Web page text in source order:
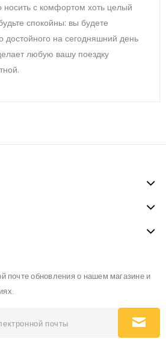
носить с комфортом хоть целый
спокойны: вы будете
достойного на сегодняшний день
любую вашу поездку
почте обновления о нашем магазине и